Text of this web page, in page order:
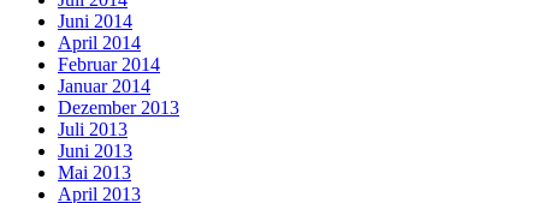
Juni 2014
April 2014
Februar 2014
Januar 2014
Dezember 2013
Juli 2013
Juni 2013
Mai 2013
April 2013